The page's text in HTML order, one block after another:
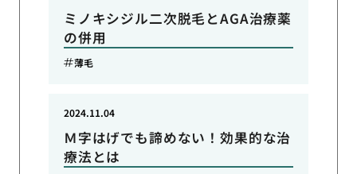
ミノキシジル二次脱毛とAGA治療薬
の併用
薄毛
Ｍ字はげでも諦めない！効果的な治
療法とは
2024.11.04